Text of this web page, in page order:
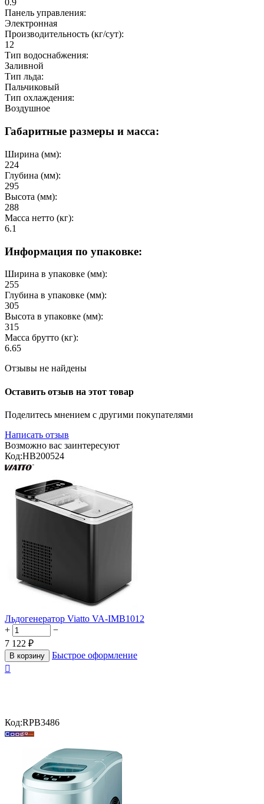
0.9
Панель управления:
Электронная
Производительность (кг/сут):
12
Тип водоснабжения:
Заливной
Тип льда:
Пальчиковый
Тип охлаждения:
Воздушное
Габаритные размеры и масса:
Ширина (мм):
224
Глубина (мм):
295
Высота (мм):
288
Масса нетто (кг):
6.1
Информация по упаковке:
Ширина в упаковке (мм):
255
Глубина в упаковке (мм):
305
Высота в упаковке (мм):
315
Масса брутто (кг):
6.65
Отзывы не найдены
Оставить отзыв на этот товар
Поделитесь мнением с другими покупателями
Написать отзыв
Возможно вас заинтересуют
Код:HB200524
Льдогенератор Viatto VA-IMB1012
+
−
7 122 ₽
В корзину
Быстрое оформление

Код:RPB3486